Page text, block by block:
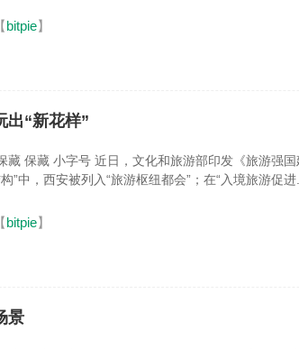
【bitpie】
出“新花样”
藏 保藏 小字号 近日，文化和旅游部印发《旅游强国
”中，西安被列入“旅游枢纽都会”；在“入境旅游促进...
【bitpie】
景